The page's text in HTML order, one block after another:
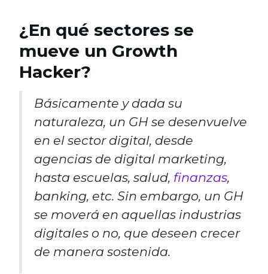
¿En qué sectores se
mueve un Growth
Hacker?
Básicamente y dada su
naturaleza, un GH se desenvuelve
en el sector digital, desde
agencias de digital marketing,
hasta escuelas, salud, finanzas,
banking, etc. Sin embargo, un GH
se moverá en aquellas industrias
digitales o no, que deseen crecer
de manera sostenida.